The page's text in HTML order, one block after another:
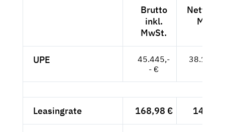
Brutto
inkl.
MwSt.
Netto
MwSt.
UPE
45.445,-
- €
Leasingrate 168,98 € 142,--